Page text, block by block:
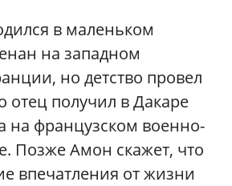
в маленьком
на западном
но детство провел
отец получил в Дакаре
на французском военно-
Позже Амон скажет, что
впечатления от жизни